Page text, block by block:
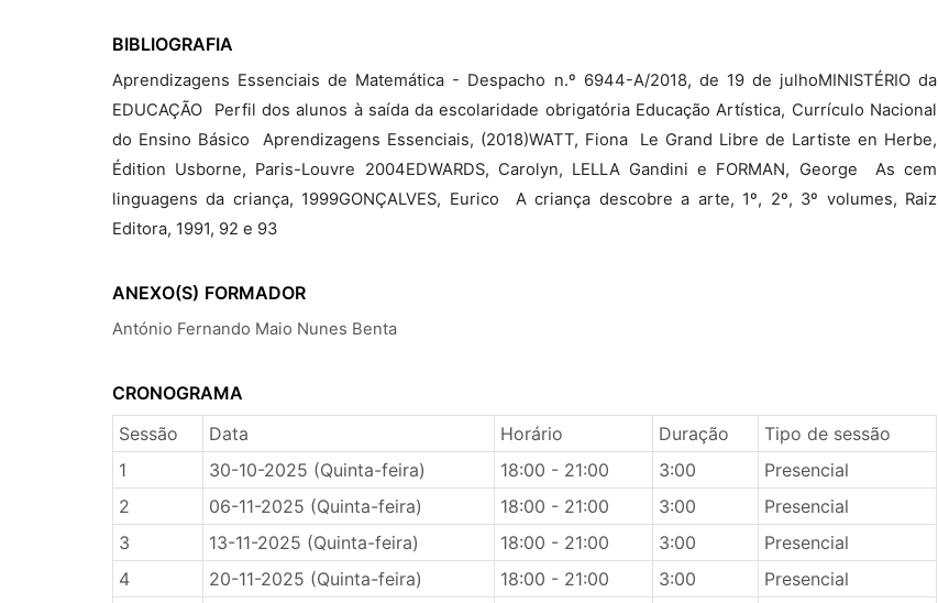
BIBLIOGRAFIA
Aprendizagens Essenciais de Matemática - Despacho n.º 6944-A/2018, de 19 de julhoMINISTÉRIO da
EDUCAÇÃO  Perfil dos alunos à saída da escolaridade obrigatória Educação Artística, Currículo Nacional
do Ensino Básico  Aprendizagens Essenciais, (2018)WATT, Fiona  Le Grand Libre de Lartiste en Herbe,
Édition Usborne, Paris-Louvre 2004EDWARDS, Carolyn, LELLA Gandini e FORMAN, George  As cem
linguagens da criança, 1999GONÇALVES, Eurico  A criança descobre a arte, 1º, 2º, 3º volumes, Raiz
Editora, 1991, 92 e 93
ANEXO(S) FORMADOR
António Fernando Maio Nunes Benta
CRONOGRAMA
Sessão
Data Horário Duração
Tipo de sessão
1
30-10-2025 (Quinta-feira) 18:00 - 21:00 3:00
Presencial
2
06-11-2025 (Quinta-feira) 18:00 - 21:00 3:00
Presencial
3
13-11-2025 (Quinta-feira) 18:00 - 21:00 3:00
Presencial
4
20-11-2025 (Quinta-feira) 18:00 - 21:00 3:00
Presencial